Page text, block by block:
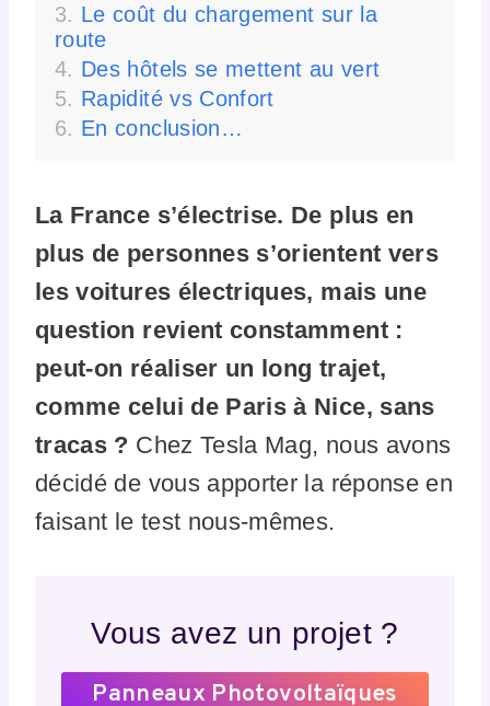
Le coût du chargement sur la
route
Des hôtels se mettent au vert
Rapidité vs Confort
En conclusion…
La France s’électrise. De plus en
plus de personnes s’orientent vers
les voitures électriques, mais une
question revient constamment :
peut-on réaliser un long trajet,
comme celui de Paris à Nice, sans
tracas ? Chez Tesla Mag, nous avons
décidé de vous apporter la réponse en
faisant le test nous-mêmes.
Vous avez un projet ?
Panneaux Photovoltaïques